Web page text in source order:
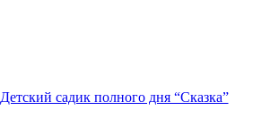
Детский садик полного дня “Сказка”